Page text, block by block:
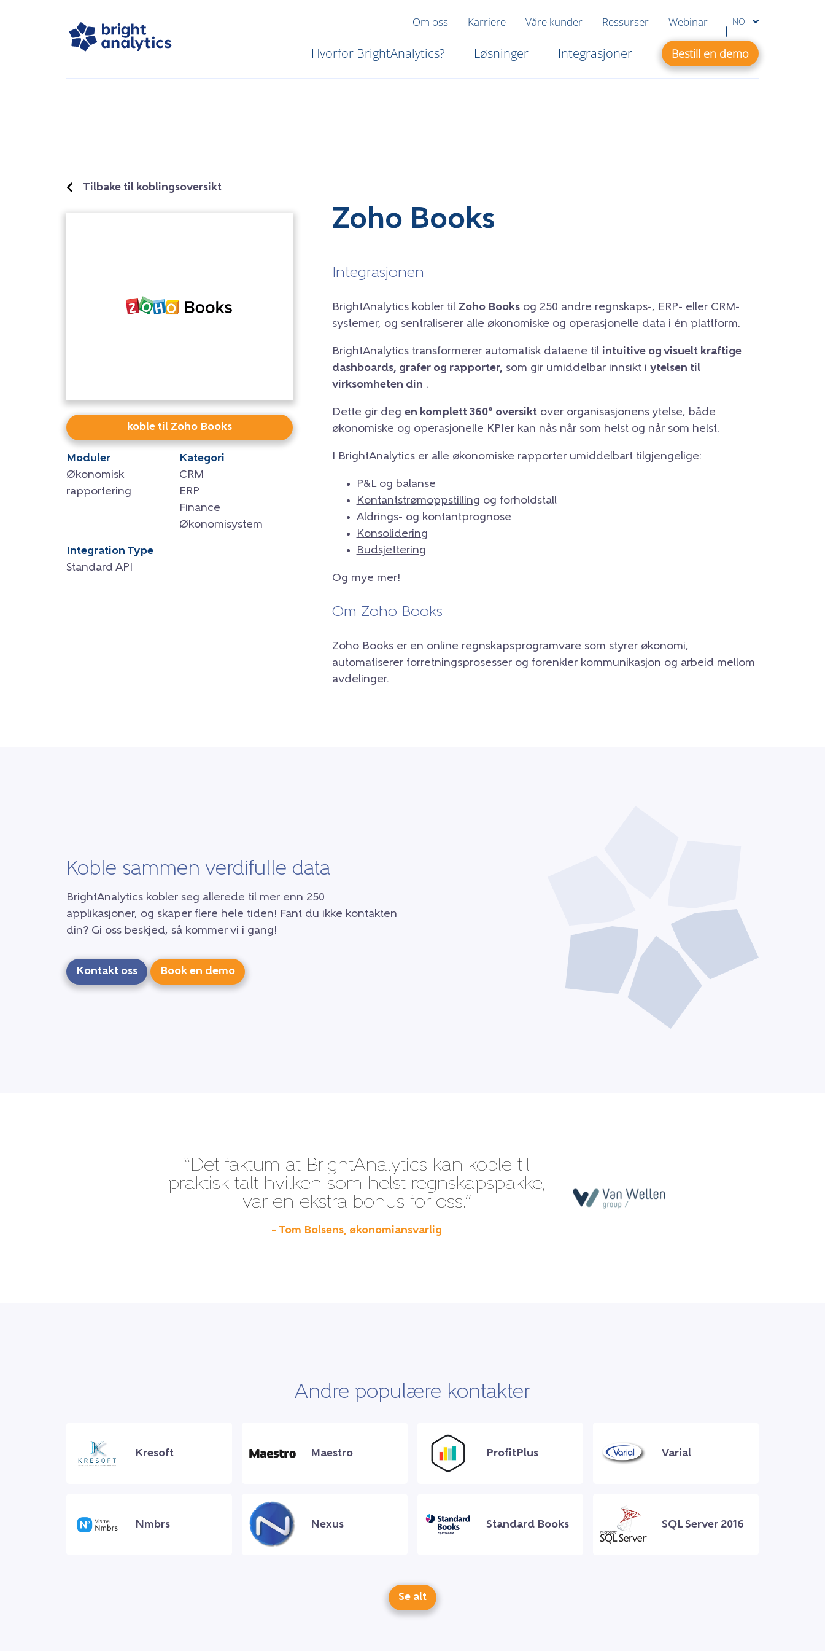
Om oss Karriere Våre kunder Ressurser Webinar NO
Hvorfor BrightAnalytics? Løsninger Integrasjoner Bestill en demo
Tilbake til koblingsoversikt
koble til Zoho Books
Moduler
Økonomisk
rapportering
Kategori
CRM
ERP
Finance
Økonomisystem
Integration Type
Standard API
Zoho Books
Integrasjonen
BrightAnalytics kobler til Zoho Booksog 250 andre regnskaps-, ERP- eller CRM-
systemer, og sentraliserer alle økonomiske og operasjonelle data i én plattform.
BrightAnalytics transformerer automatisk dataene til intuitive og visuelt kraftige
dashboards, grafer og rapporter, som gir umiddelbar innsikt i ytelsen til
virksomheten din .
Dette gir deg en komplett 360° oversiktover organisasjonens ytelse, både
økonomiske og operasjonelle KPIer kan nås når som helst og når som helst.
I BrightAnalytics er alle økonomiske rapporter umiddelbart tilgjengelige:
P&L og balanse
Kontantstrømoppstilling og forholdstall
Aldrings- og kontantprognose
Konsolidering
Budsjettering
Og mye mer!
Om Zoho Books
Zoho Bookser en online regnskapsprogramvare som styrer økonomi,
automatiserer forretningsprosesser og forenkler kommunikasjon og arbeid mellom
avdelinger.
Koble sammen verdifulle data
BrightAnalytics kobler seg allerede til mer enn 250
applikasjoner, og skaper flere hele tiden! Fant du ikke kontakten
din? Gi oss beskjed, så kommer vi i gang!
Kontakt oss Book en demo
“Det faktum at BrightAnalytics kan koble til
praktisk talt hvilken som helst regnskapspakke,
var en ekstra bonus for oss.”
– Tom Bolsens, økonomiansvarlig
Andre populære kontakter
Kresoft Maestro ProfitPlus Varial
Nmbrs Nexus Standard Books SQL Server 2016
Se alt